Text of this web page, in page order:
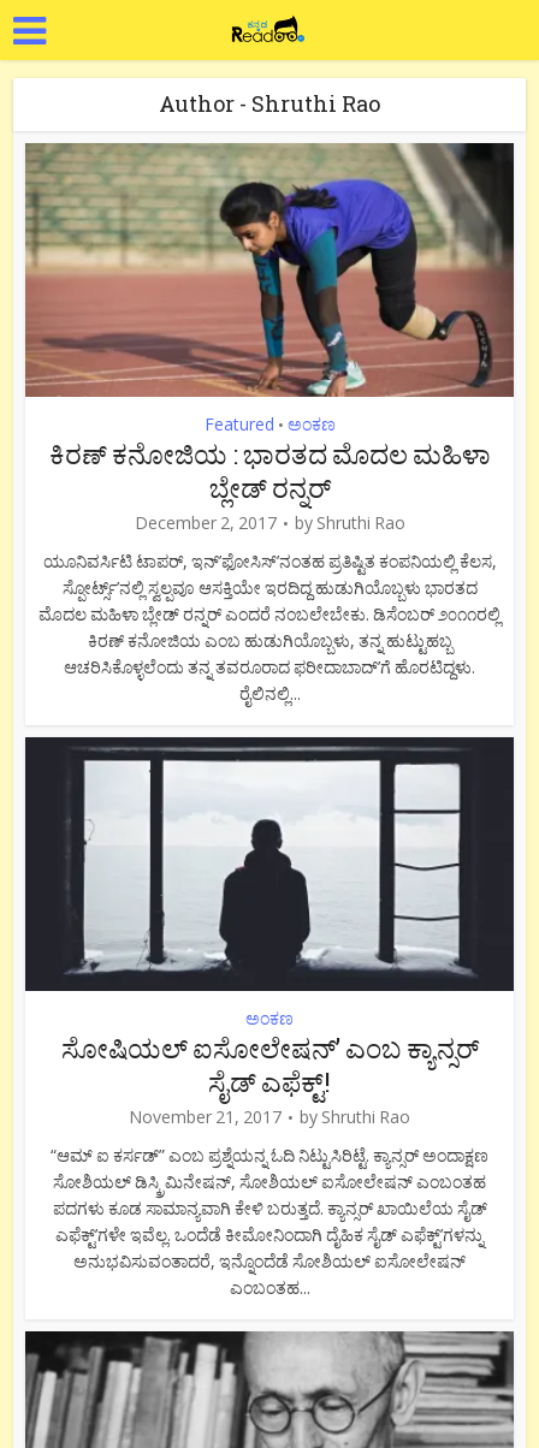
Author - Shruthi Rao
Featured • ಅಂಕಣ
ಕಿರಣ್ ಕನೋಜಿಯ : ಭಾರತದ ಮೊದಲ ಮಹಿಳಾ
ಬ್ಲೇಡ್ ರನ್ನರ್
December 2, 2017 by Shruthi Rao
ಯೂನಿವರ್ಸಿಟಿ ಟಾಪರ್, ಇನ್’ಫೋಸಿಸ್’ನಂತಹ ಪ್ರತಿಷ್ಟಿತ ಕಂಪನಿಯಲ್ಲಿ ಕೆಲಸ,
ಸ್ಪೋರ್ಟ್ಸ್’ನಲ್ಲಿ ಸ್ವಲ್ಪವೂ ಆಸಕ್ತಿಯೇ ಇರದಿದ್ದ ಹುಡುಗಿಯೊಬ್ಬಳು ಭಾರತದ
ಮೊದಲ ಮಹಿಳಾ ಬ್ಲೇಡ್ ರನ್ನರ್ ಎಂದರೆ ನಂಬಲೇಬೇಕು. ಡಿಸೆಂಬರ್ ೨೦೧೧ರಲ್ಲಿ
ಕಿರಣ್ ಕನೋಜಿಯ ಎಂಬ ಹುಡುಗಿಯೊಬ್ಬಳು, ತನ್ನ ಹುಟ್ಟುಹಬ್ಬ
ಆಚರಿಸಿಕೊಳ್ಳಲೆಂದು ತನ್ನ ತವರೂರಾದ ಫರೀದಾಬಾದ್’ಗೆ ಹೊರಟಿದ್ದಳು.
ರೈಲಿನಲ್ಲಿ...
ಅಂಕಣ
ಸೋಷಿಯಲ್ ಐಸೋಲೇಷನ್’ ಎಂಬ ಕ್ಯಾನ್ಸರ್
ಸೈಡ್ ಎಫೆಕ್ಟ್!
November 21, 2017 by Shruthi Rao
“ಆಮ್ ಐ ಕರ್ಸಡ್” ಎಂಬ ಪ್ರಶ್ನೆಯನ್ನ ಓದಿ ನಿಟ್ಟುಸಿರಿಟ್ಟೆ. ಕ್ಯಾನ್ಸರ್ ಅಂದಾಕ್ಷಣ
ಸೋಶಿಯಲ್ ಡಿಸ್ಕ್ರಿಮಿನೇಷನ್, ಸೋಶಿಯಲ್ ಐಸೋಲೇಷನ್ ಎಂಬಂತಹ
ಪದಗಳು ಕೂಡ ಸಾಮಾನ್ಯವಾಗಿ ಕೇಳಿ ಬರುತ್ತದೆ. ಕ್ಯಾನ್ಸರ್ ಖಾಯಿಲೆಯ ಸೈಡ್
ಎಫೆಕ್ಟ್’ಗಳೇ ಇವೆಲ್ಲ. ಒಂದೆಡೆ ಕೀಮೋನಿಂದಾಗಿ ದೈಹಿಕ ಸೈಡ್ ಎಫೆಕ್ಟ್’ಗಳನ್ನು
ಅನುಭವಿಸುವಂತಾದರೆ, ಇನ್ನೊಂದೆಡೆ ಸೋಶಿಯಲ್ ಐಸೋಲೇಷನ್
ಎಂಬಂತಹ...